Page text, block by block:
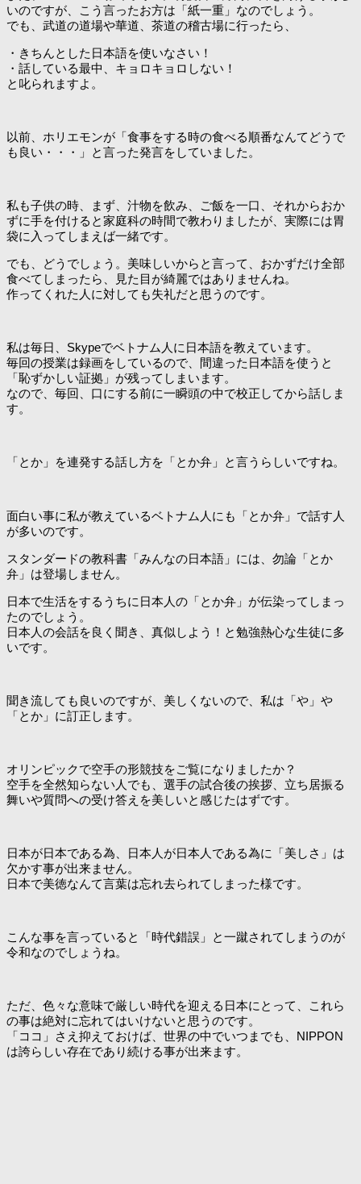
いのですが、こう言ったお方は「紙一重」なのでしょう。
でも、武道の道場や華道、茶道の稽古場に行ったら、
・きちんとした日本語を使いなさい！
・話している最中、キョロキョロしない！
と叱られますよ。
以前、ホリエモンが「食事をする時の食べる順番なんてどうで
も良い・・・」と言った発言をしていました。
私も子供の時、まず、汁物を飲み、ご飯を一口、それからおか
ずに手を付けると家庭科の時間で教わりましたが、実際には胃
袋に入ってしまえば一緒です。
でも、どうでしょう。美味しいからと言って、おかずだけ全部
食べてしまったら、見た目が綺麗ではありませんね。
作ってくれた人に対しても失礼だと思うのです。
私は毎日、Skypeでベトナム人に日本語を教えています。
毎回の授業は録画をしているので、間違った日本語を使うと
「恥ずかしい証拠」が残ってしまいます。
なので、毎回、口にする前に一瞬頭の中で校正してから話しま
す。
「とか」を連発する話し方を「とか弁」と言うらしいですね。
面白い事に私が教えているベトナム人にも「とか弁」で話す人
が多いのです。
スタンダードの教科書「みんなの日本語」には、勿論「とか
弁」は登場しません。
日本で生活をするうちに日本人の「とか弁」が伝染ってしまっ
たのでしょう。
日本人の会話を良く聞き、真似しよう！と勉強熱心な生徒に多
いです。
聞き流しても良いのですが、美しくないので、私は「や」や
「とか」に訂正します。
オリンピックで空手の形競技をご覧になりましたか？
空手を全然知らない人でも、選手の試合後の挨拶、立ち居振る
舞いや質問への受け答えを美しいと感じたはずです。
日本が日本である為、日本人が日本人である為に「美しさ」は
欠かす事が出来ません。
日本で美徳なんて言葉は忘れ去られてしまった様です。
こんな事を言っていると「時代錯誤」と一蹴されてしまうのが
令和なのでしょうね。
ただ、色々な意味で厳しい時代を迎える日本にとって、これら
の事は絶対に忘れてはいけないと思うのです。
「ココ」さえ抑えておけば、世界の中でいつまでも、NIPPON
は誇らしい存在であり続ける事が出来ます。